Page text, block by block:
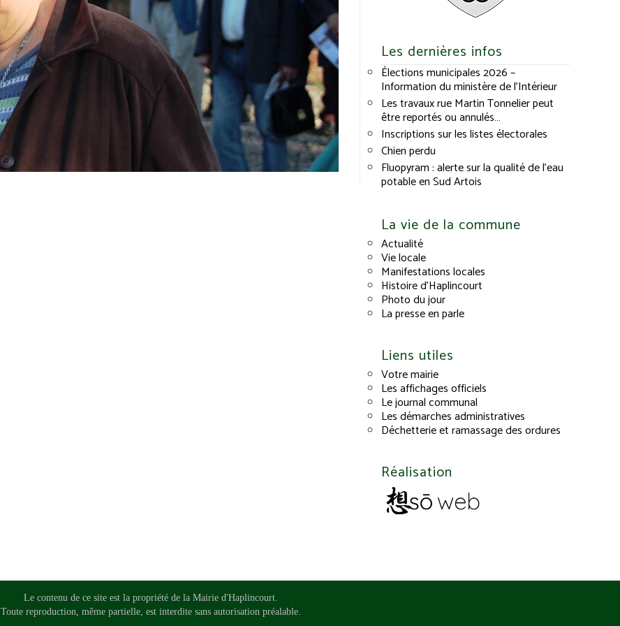
Les dernières infos
Élections municipales 2026 –
Information du ministère de l’Intérieur
Les travaux rue Martin Tonnelier peut
être reportés ou annulés…
Inscriptions sur les listes électorales
Chien perdu
Fluopyram : alerte sur la qualité de l’eau
potable en Sud Artois
La vie de la commune
Actualité
Vie locale
Manifestations locales
Histoire d’Haplincourt
Photo du jour
La presse en parle
Liens utiles
Votre mairie
Les affichages officiels
Le journal communal
Les démarches administratives
Déchetterie et ramassage des ordures
Réalisation
Le contenu de ce site est la propriété de la Mairie d'Haplincourt.
Toute reproduction, même partielle, est interdite sans autorisation préalable.